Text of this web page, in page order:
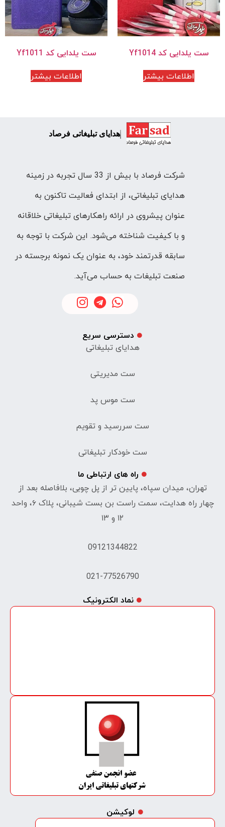
ست یلدایی کد Yf1014
اطلاعات بیشتر
ست یلدایی کد Yf1011
اطلاعات بیشتر
هدایای تبلیغاتی فرصاد
شرکت فرصاد با بیش از 33 سال تجربه در زمینه
هدایای تبلیغاتی، از ابتدای فعالیت تاکنون به
عنوان پیشروی در ارائه راهکارهای تبلیغاتی خلاقانه
و با کیفیت شناخته می‌شود. این شرکت با توجه به
سابقه قدرتمند خود، به عنوان یک نمونه برجسته در
صنعت تبلیغات به حساب می‌آید.
دسترسی سریع
هدایای تبلیغاتی
ست مدیریتی
ست موس پد
ست سررسید و تقویم
ست خودکار تبلیغاتی
راه های ارتباطی ما
تهران، میدان سپاه، پایین تر از پل چوبی، بلافاصله بعد از
چهار راه هدایت، سمت راست بن بست شیبانی، پلاک ۶، واحد
۱۲ و ۱۳
09121344822
021-77526790
نماد الکترونیک
لوکیشن